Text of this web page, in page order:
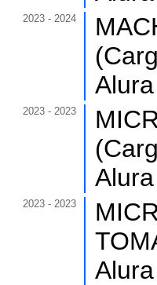
2023 - 2024
2023 - 2023
2023 - 2023